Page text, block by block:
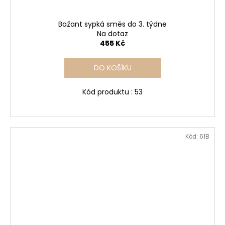
Bažant sypká směs do 3. týdne
Na dotaz
455 Kč
DO KOŠÍKU
Kód produktu : 53
Kód: 61B